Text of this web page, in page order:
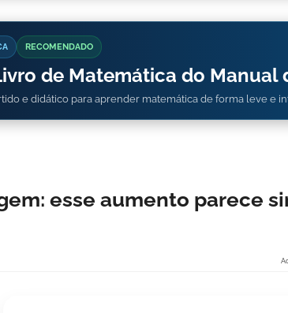
RECOMENDADO
de Matemática do Manual
e didático para aprender matemática de forma leve e
esse aumento parece